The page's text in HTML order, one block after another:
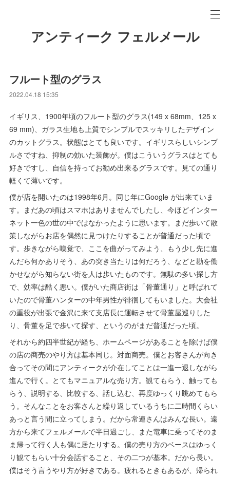
アンティーク フェルメール
フルート型のグラス
2022.04.18 15:35
イギリス、1900年頃のフルート型のグラス(149 x 68mm、125 x
69 mm)、ガラス生地も上質でシンプルでスッキリしたデザイン
のカットグラス。状態はとても良いです。イギリスらしいシンプ
ルさですね、抑制の効いた装飾が。僕はこういうグラスはとても
好きですし、自信を持ってお勧め出来るグラスです。見ての通り
軽くて薄いです。
僕が店を開いたのは1998年6月。同じ年にGoogle が出来ていま
す。まだあの頃はスマホはありませんでしたし、今ほどインター
ネット一色の世の中ではなかったように思います。まだ歩いて散
策しながらお店を偶然に見つけたりすることが普通だった頃で
す。歩きながら嗅覚で、ここを曲がってみよう、もう少し先に進
んだら何かありそう、あの突き当たりは何だろう、などと勘を働
かせながら知らない街を人は歩いたものです。無駄の多い探し方
で、効率は酷く悪い。僕がいた商店街は「骨董通り」と呼ばれて
いたので骨董ハンターの中年男性が徘徊してもいました。大会社
の重役が出張で金沢に来て支店長に運転させて骨董屋巡りした
り、骨董を足で歩いて探す、というのがまだ普通だった頃。
それから約四半世紀が経ち、ホームページがあることを除けば僕
の店の商売のやり方は基本同じ。対面商売。僕とお客さんが向き
合ってその間にアンティークが介在してことは一進一退しながら
進んで行く。とてもマニュアルな売り方。観てもらう、触っても
らう、説明する、比較する、話し込む、再度ゆっくり眺めてもら
う。そんなことをお客さんと繰り返しているうちに二時間くらい
あっと言う間に立ってしまう。だから常連さんはみんな長い。遠
方から来てフェルメールで半日過ごし、また電車に乗ってそのま
ま帰って行く人も偶に居たりする。僕の売り方のベースはゆっく
り観てもらい十分会話すること、その二つが基本。だから長い。
僕はそう言うやり方が好きである。疲れるときもあるが、帰られ